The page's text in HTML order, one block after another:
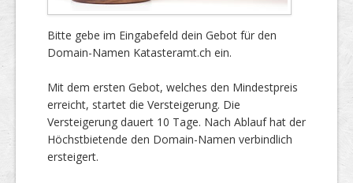
Bitte gebe im Eingabefeld dein Gebot für den
Domain-Namen Katasteramt.ch ein.
Mit dem ersten Gebot, welches den Mindestpreis
erreicht, startet die Versteigerung. Die
Versteigerung dauert 10 Tage. Nach Ablauf hat der
Höchstbietende den Domain-Namen verbindlich
ersteigert.